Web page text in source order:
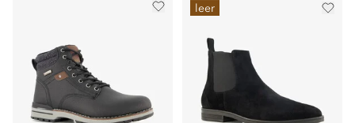
leer